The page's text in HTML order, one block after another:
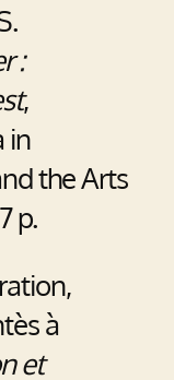
:
,
in
the Arts
p.
à
et